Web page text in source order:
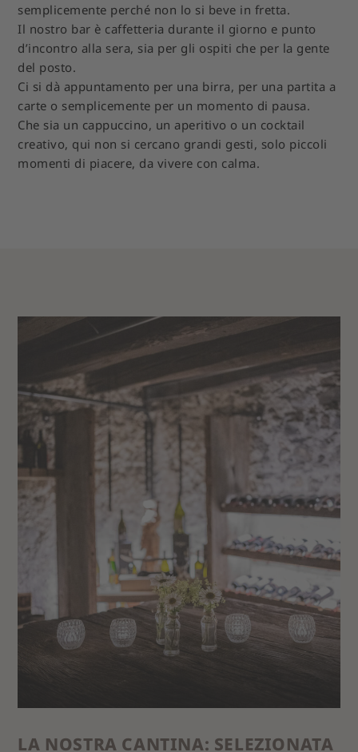
semplicemente perché non lo si beve in fretta.
Il nostro bar è caffetteria durante il giorno e punto
d’incontro alla sera, sia per gli ospiti che per la gente
del posto.
Ci si dà appuntamento per una birra, per una partita a
carte o semplicemente per un momento di pausa.
Che sia un cappuccino, un aperitivo o un cocktail
creativo, qui non si cercano grandi gesti, solo piccoli
momenti di piacere, da vivere con calma.
LA NOSTRA CANTINA: SELEZIONATA